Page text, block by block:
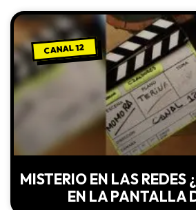
CANAL 12
MISTERIO EN LAS REDES
EN LA PANTALLA